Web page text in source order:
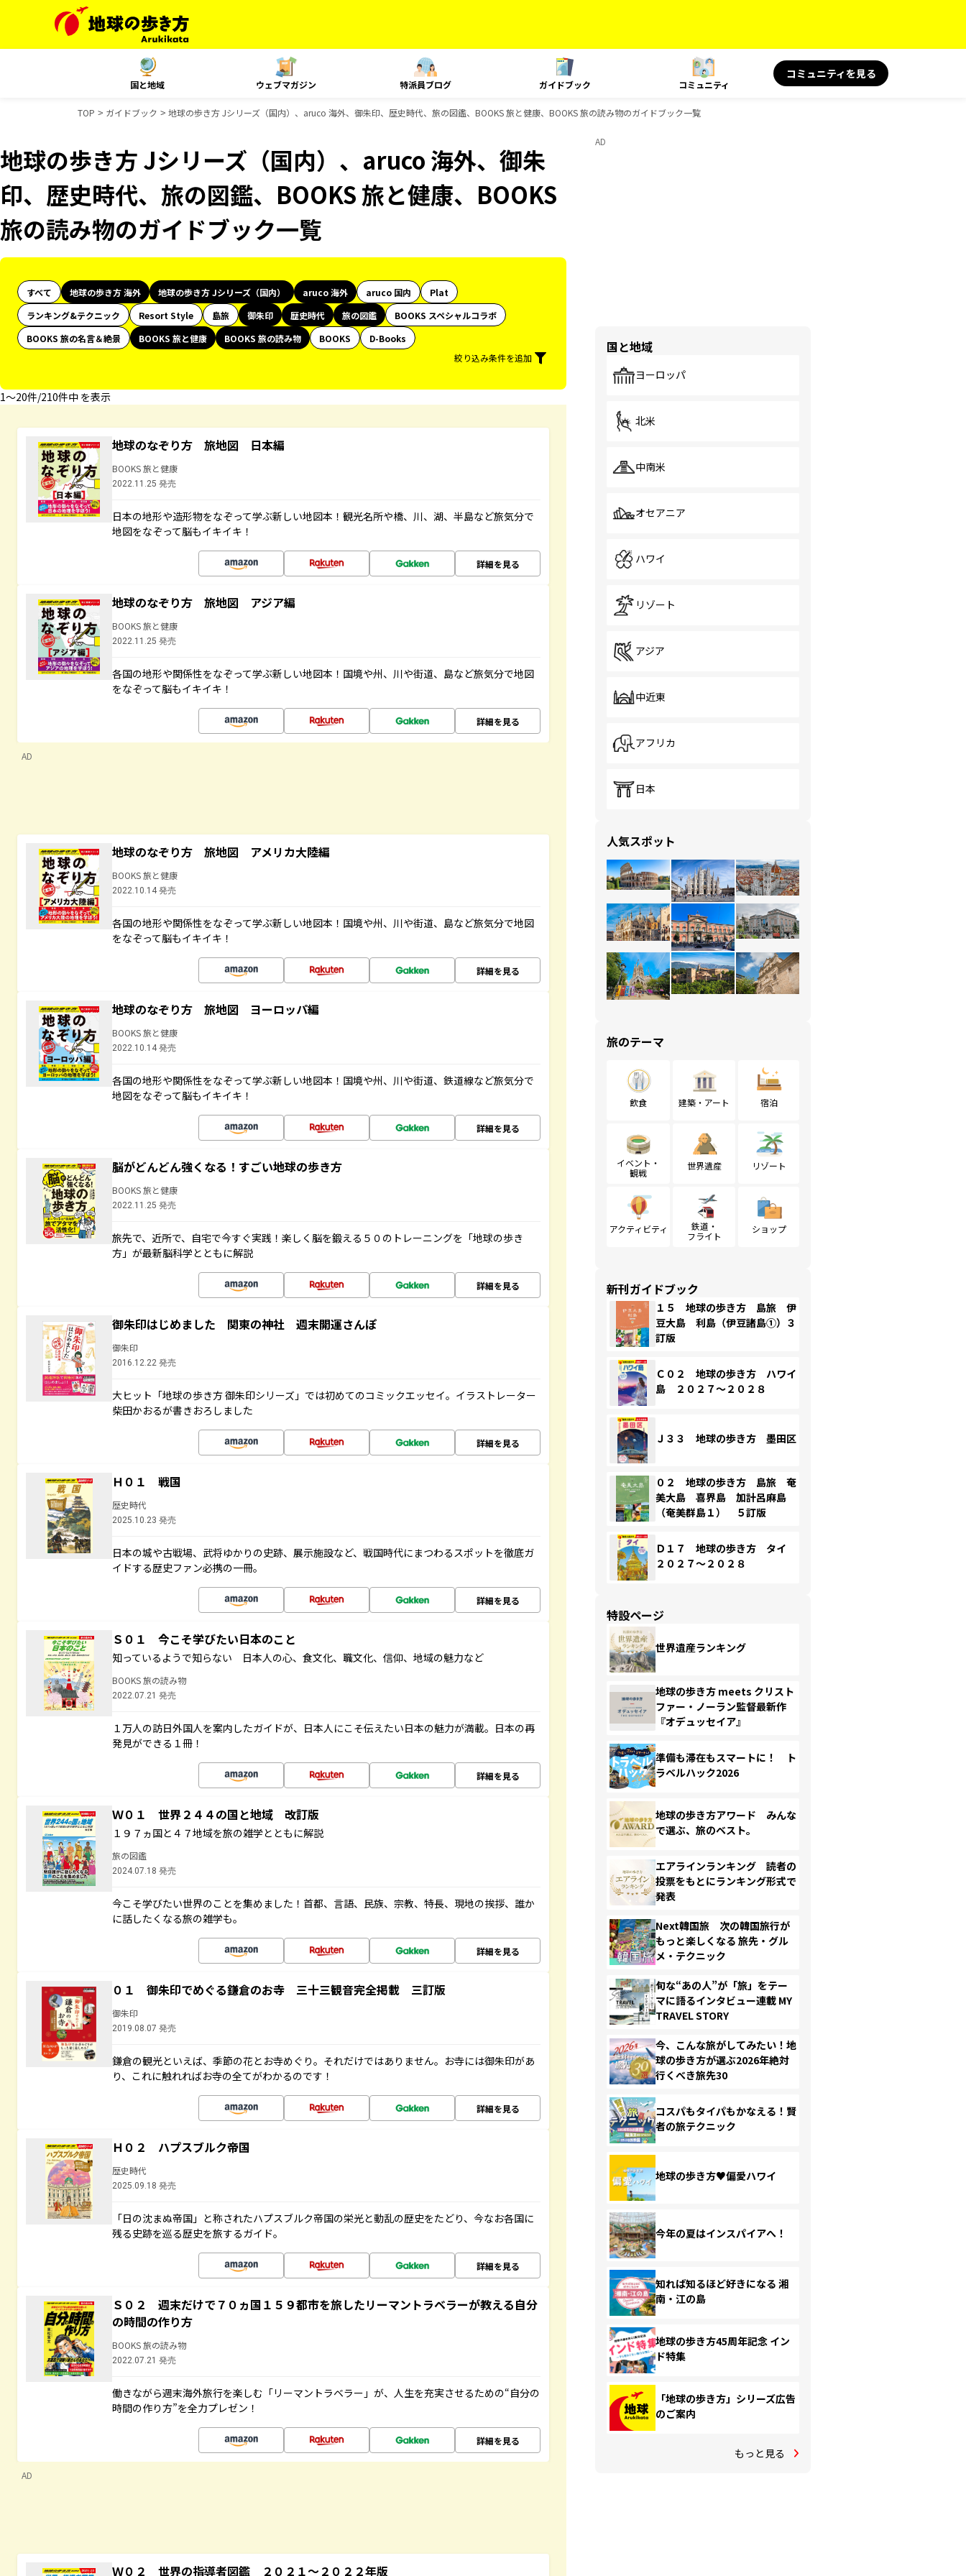
国と地域 ウェブマガジン 特派員ブログ ガイドブック コミュニティ
コミュニティを見る
TOP ガイドブック 地球の歩き方 Jシリーズ（国内）、aruco 海外、御朱印、歴史時代、旅の図鑑、BOOKS 旅と健康、BOOKS 旅の読み物のガイドブック一覧
地球の歩き方 Jシリーズ（国内）、aruco 海外、御朱
印、歴史時代、旅の図鑑、BOOKS 旅と健康、BOOKS
旅の読み物のガイドブック一覧
すべて 地球の歩き方 海外 地球の歩き方 Jシリーズ（国内） aruco 海外 aruco 国内
Plat
ランキング&テクニック
Resort Style 島旅 御朱印 歴史時代 旅の図鑑
BOOKS スペシャルコラボ
BOOKS 旅の名言＆絶景
BOOKS 旅と健康 BOOKS 旅の読み物 BOOKS
D-Books
絞り込み条件を追加
1〜20件/210件中 を表示
地球のなぞり方 旅地図 日本編
BOOKS 旅と健康
2022.11.25 発売
日本の地形や造形物をなぞって学ぶ新しい地図本！観光名所や橋、川、湖、半島など旅気分で
地図をなぞって脳もイキイキ！
詳細を見る
地球のなぞり方 旅地図 アジア編
BOOKS 旅と健康
2022.11.25 発売
各国の地形や関係性をなぞって学ぶ新しい地図本！国境や州、川や街道、島など旅気分で地図
をなぞって脳もイキイキ！
詳細を見る
AD
地球のなぞり方 旅地図 アメリカ大陸編
BOOKS 旅と健康
2022.10.14 発売
各国の地形や関係性をなぞって学ぶ新しい地図本！国境や州、川や街道、島など旅気分で地図
をなぞって脳もイキイキ！
詳細を見る
地球のなぞり方 旅地図 ヨーロッパ編
BOOKS 旅と健康
2022.10.14 発売
各国の地形や関係性をなぞって学ぶ新しい地図本！国境や州、川や街道、鉄道線など旅気分で
地図をなぞって脳もイキイキ！
詳細を見る
脳がどんどん強くなる！すごい地球の歩き方
BOOKS 旅と健康
2022.11.25 発売
旅先で、近所で、自宅で今すぐ実践！楽しく脳を鍛える５０のトレーニングを「地球の歩き
方」が最新脳科学とともに解説
詳細を見る
御朱印はじめました 関東の神社 週末開運さんぽ
御朱印
2016.12.22 発売
大ヒット「地球の歩き方 御朱印シリーズ」では初めてのコミックエッセイ。イラストレーター
柴田かおるが書きおろしました
詳細を見る
Ｈ０１ 戦国
歴史時代
2025.10.23 発売
日本の城や古戦場、武将ゆかりの史跡、展示施設など、戦国時代にまつわるスポットを徹底ガ
イドする歴史ファン必携の一冊。
詳細を見る
Ｓ０１ 今こそ学びたい日本のこと
知っているようで知らない 日本人の心、食文化、職文化、信仰、地域の魅力など
BOOKS 旅の読み物
2022.07.21 発売
１万人の訪日外国人を案内したガイドが、日本人にこそ伝えたい日本の魅力が満載。日本の再
発見ができる１冊！
詳細を見る
Ｗ０１ 世界２４４の国と地域 改訂版
１９７ヵ国と４７地域を旅の雑学とともに解説
旅の図鑑
2024.07.18 発売
今こそ学びたい世界のことを集めました！首都、言語、民族、宗教、特長、現地の挨拶、誰か
に話したくなる旅の雑学も。
詳細を見る
０１ 御朱印でめぐる鎌倉のお寺 三十三観音完全掲載 三訂版
御朱印
2019.08.07 発売
鎌倉の観光といえば、季節の花とお寺めぐり。それだけではありません。お寺には御朱印があ
り、これに触れればお寺の全てがわかるのです！
詳細を見る
Ｈ０２ ハプスブルク帝国
歴史時代
2025.09.18 発売
「日の沈まぬ帝国」と称されたハプスブルク帝国の栄光と動乱の歴史をたどり、今なお各国に
残る史跡を巡る歴史を旅するガイド。
詳細を見る
Ｓ０２ 週末だけで７０ヵ国１５９都市を旅したリーマントラベラーが教える自分
の時間の作り方
BOOKS 旅の読み物
2022.07.21 発売
働きながら週末海外旅行を楽しむ「リーマントラベラー」が、人生を充実させるための“自分の
時間の作り方”を全力プレゼン！
詳細を見る
AD
Ｗ０２ 世界の指導者図鑑 ２０２１～２０２２年版
AD
国と地域
ヨーロッパ
北米
中南米
オセアニア
ハワイ
リゾート
アジア
中近東
アフリカ
日本
人気スポット
旅のテーマ
飲食 建築・アート 宿泊
イベント・
観戦
世界遺産 リゾート
アクティビティ
鉄道・
フライト
ショップ
新刊ガイドブック
１５ 地球の歩き方 島旅 伊
豆大島 利島（伊豆諸島①）３
訂版
Ｃ０２ 地球の歩き方 ハワイ
島 ２０２７～２０２８
Ｊ３３ 地球の歩き方 墨田区
０２ 地球の歩き方 島旅 奄
美大島 喜界島 加計呂麻島
（奄美群島１） ５訂版
Ｄ１７ 地球の歩き方 タイ
２０２７～２０２８
特設ページ
世界遺産ランキング
地球の歩き方 meets クリスト
ファー・ノーラン監督最新作
『オデュッセイア』
準備も滞在もスマートに！ ト
ラベルハック2026
地球の歩き方アワード みんな
で選ぶ、旅のベスト。
エアラインランキング 読者の
投票をもとにランキング形式で
発表
Next韓国旅 次の韓国旅行が
もっと楽しくなる 旅先・グル
メ・テクニック
旬な“あの人”が「旅」をテー
マに語るインタビュー連載 MY
TRAVEL STORY
今、こんな旅がしてみたい！地
球の歩き方が選ぶ2026年絶対
行くべき旅先30
コスパもタイパもかなえる！賢
者の旅テクニック
地球の歩き方♥偏愛ハワイ
今年の夏はインスパイアへ！
知れば知るほど好きになる 湘
南・江の島
地球の歩き方45周年記念 イン
ド特集
「地球の歩き方」シリーズ広告
のご案内
もっと見る